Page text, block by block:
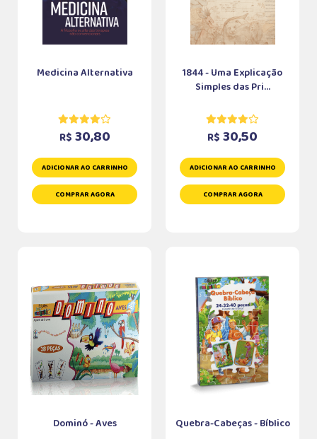
Medicina Alternativa
R$ 30,80
ADICIONAR AO CARRINHO
COMPRAR AGORA
1844 - Uma Explicação
Simples das Pri...
R$ 30,50
ADICIONAR AO CARRINHO
COMPRAR AGORA
Dominó - Aves Quebra-Cabeças - Bíblico